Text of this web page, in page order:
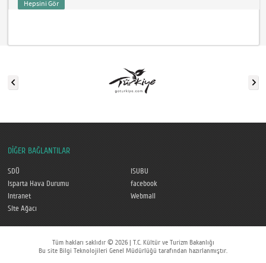
Hepsini Gör
DİĞER BAĞLANTILAR
SDÜ
ISUBU
Isparta Hava Durumu
facebook
Intranet
Webmail
Site Ağacı
Tüm hakları saklıdır © 2026 | T.C. Kültür ve Turizm Bakanlığı
Bu site Bilgi Teknolojileri Genel Müdürlüğü tarafından hazırlanmıştır.